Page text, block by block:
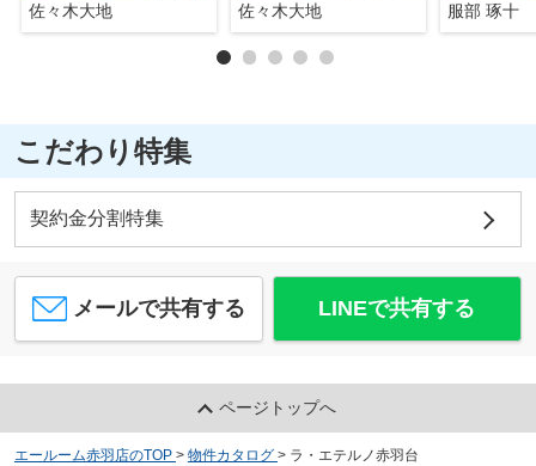
佐々木大地 佐々木大地 服部 琢十
こだわり特集
契約金分割特集
メールで共有する LINEで共有する
ページトップへ
エールーム赤羽店のTOP > 物件カタログ > ラ・エテルノ赤羽台